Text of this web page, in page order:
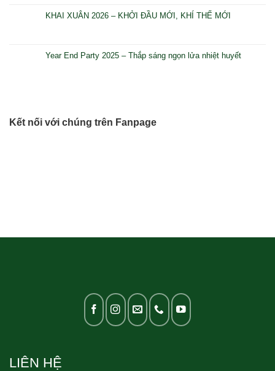
KHAI XUÂN 2026 – KHỞI ĐẦU MỚI, KHÍ THẾ MỚI
Year End Party 2025 – Thắp sáng ngọn lửa nhiệt huyết
Kết nối với chúng trên Fanpage
LIÊN HỆ